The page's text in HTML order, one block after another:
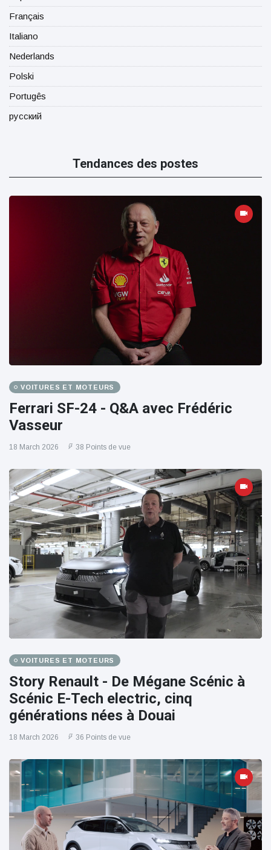
Français
Italiano
Nederlands
Polski
Portugês
русский
Tendances des postes
VOITURES ET MOTEURS
Ferrari SF-24 - Q&A avec Frédéric
Vasseur
18 March 2026 38 Points de vue
VOITURES ET MOTEURS
Story Renault - De Mégane Scénic à
Scénic E-Tech electric, cinq
générations nées à Douai
18 March 2026 36 Points de vue